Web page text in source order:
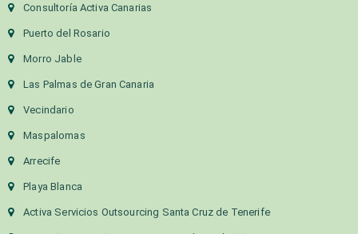
Consultoría Activa Canarias
Puerto del Rosario
Morro Jable
Las Palmas de Gran Canaria
Vecindario
Maspalomas
Arrecife
Playa Blanca
Activa Servicios Outsourcing Santa Cruz de Tenerife